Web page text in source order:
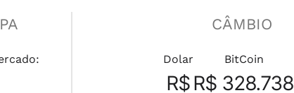
CÂMBIO
Dolar
R$
BitCoin
R$ 328.738